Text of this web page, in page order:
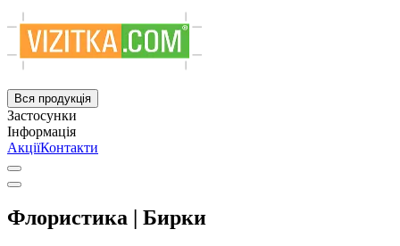
Вся продукція
Застосунки
Інформація
АкціїКонтакти
Флористика | Бирки